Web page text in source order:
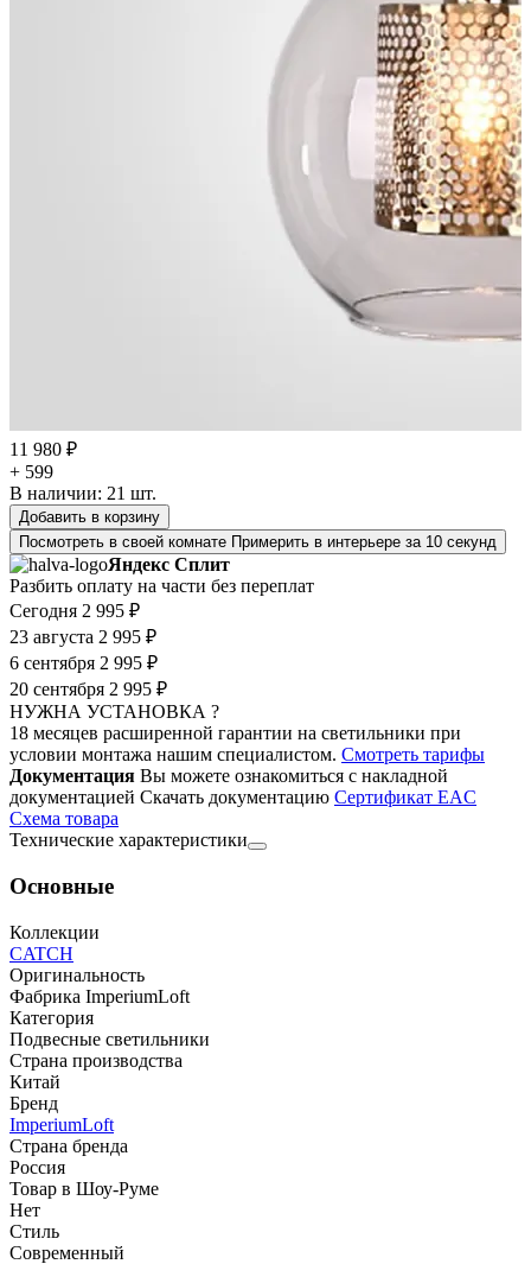
11 980 ₽
+ 599
В наличии: 21 шт.
Добавить в корзину
Посмотреть в своей комнате Примерить в интерьере за 10 секунд
Яндекс Сплит
Разбить оплату на части без переплат
Сегодня 2 995 ₽
23 августа 2 995 ₽
6 сентября 2 995 ₽
20 сентября 2 995 ₽
НУЖНА УСТАНОВКА ?
18 месяцев расширенной гарантии на светильники при
условии монтажа нашим специалистом. Смотреть тарифы
Документация Вы можете ознакомиться с накладной
документацией Скачать документацию Cертификат EAC
Cхема товара
Технические характеристики
Основные
Коллекции
CATCH
Оригинальность
Фабрика ImperiumLoft
Категория
Подвесные светильники
Страна производства
Китай
Бренд
ImperiumLoft
Страна бренда
Россия
Товар в Шоу-Руме
Нет
Стиль
Современный